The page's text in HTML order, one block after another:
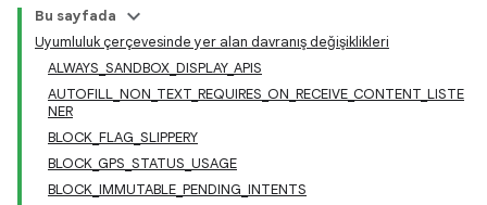
Bu sayfada
Uyumluluk çerçevesinde yer alan davranış değişiklikleri
ALWAYS_SANDBOX_DISPLAY_APIS
AUTOFILL_NON_TEXT_REQUIRES_ON_RECEIVE_CONTENT_LISTE
NER
BLOCK_FLAG_SLIPPERY
BLOCK_GPS_STATUS_USAGE
BLOCK_IMMUTABLE_PENDING_INTENTS